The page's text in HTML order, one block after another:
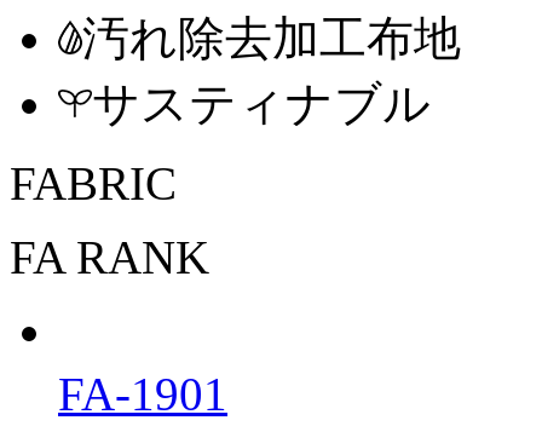
汚れ除去加工布地
サスティナブル
FABRIC
FA RANK
FA-1901